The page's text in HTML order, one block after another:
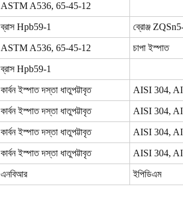
ASTM A536, 65-45-12
ব্রাস Hpb59-1 ব্রোঞ্জ
ASTM A536, 65-45-12 চাপা ইস্পাত
ব্রাস Hpb59-1
কার্বন ইস্পাত দস্তা ধাতুপট্টাবৃত AISI 304,
কার্বন ইস্পাত দস্তা ধাতুপট্টাবৃত AISI 304,
কার্বন ইস্পাত দস্তা ধাতুপট্টাবৃত AISI 304,
কার্বন ইস্পাত দস্তা ধাতুপট্টাবৃত AISI 304,
এনবিআর
ইপিডিএম